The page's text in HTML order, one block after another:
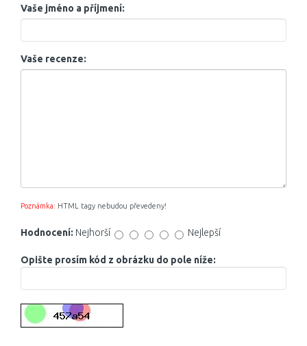
Vaše jméno a příjmení:
Vaše recenze:
Poznámka: HTML tagy nebudou převedeny!
Hodnocení: Nejhorší Nejlepší
Opište prosím kód z obrázku do pole níže: